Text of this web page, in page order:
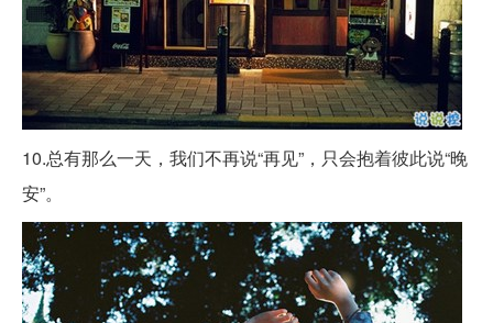
10.总有那么一天，我们不再说“再见”，只会抱着彼此说“晚
安”。 ​​​​